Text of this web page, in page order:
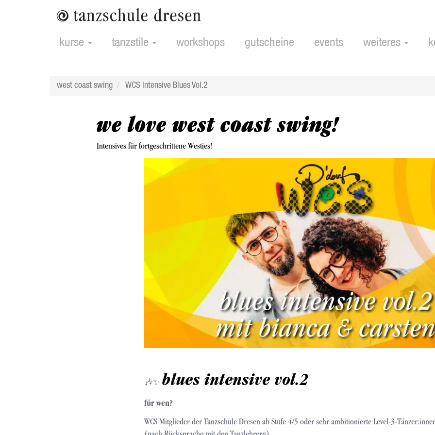
Main
kurse tanzstile workshops gutscheine events weiteres
west coast swing WCS Intensive Blues Vol.2
we love west coast swing!
Intensives für fortgeschrittene Westies!
🎶✨ blues intensive vol.2
für wen?
WCS Mitglieder der Tanzschule Dresen ab Stufe 4/5 oder sehr ambitionierte Level-3-